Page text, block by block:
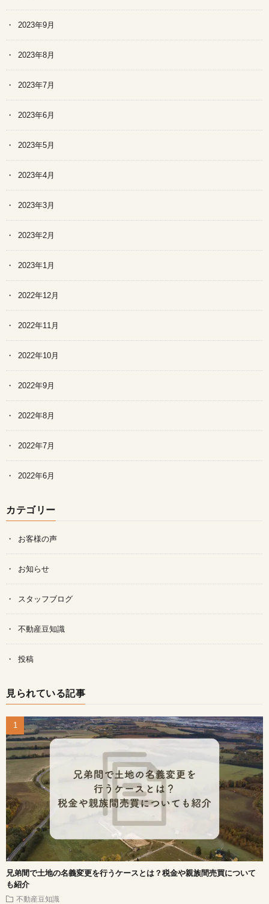
2023年9月
2023年8月
2023年7月
2023年6月
2023年5月
2023年4月
2023年3月
2023年2月
2023年1月
2022年12月
2022年11月
2022年10月
2022年9月
2022年8月
2022年7月
2022年6月
カテゴリー
お客様の声
お知らせ
スタッフブログ
不動産豆知識
投稿
見られている記事
兄弟間で土地の名義変更を行うケースとは？税金や親族間売買について
も紹介
不動産豆知識